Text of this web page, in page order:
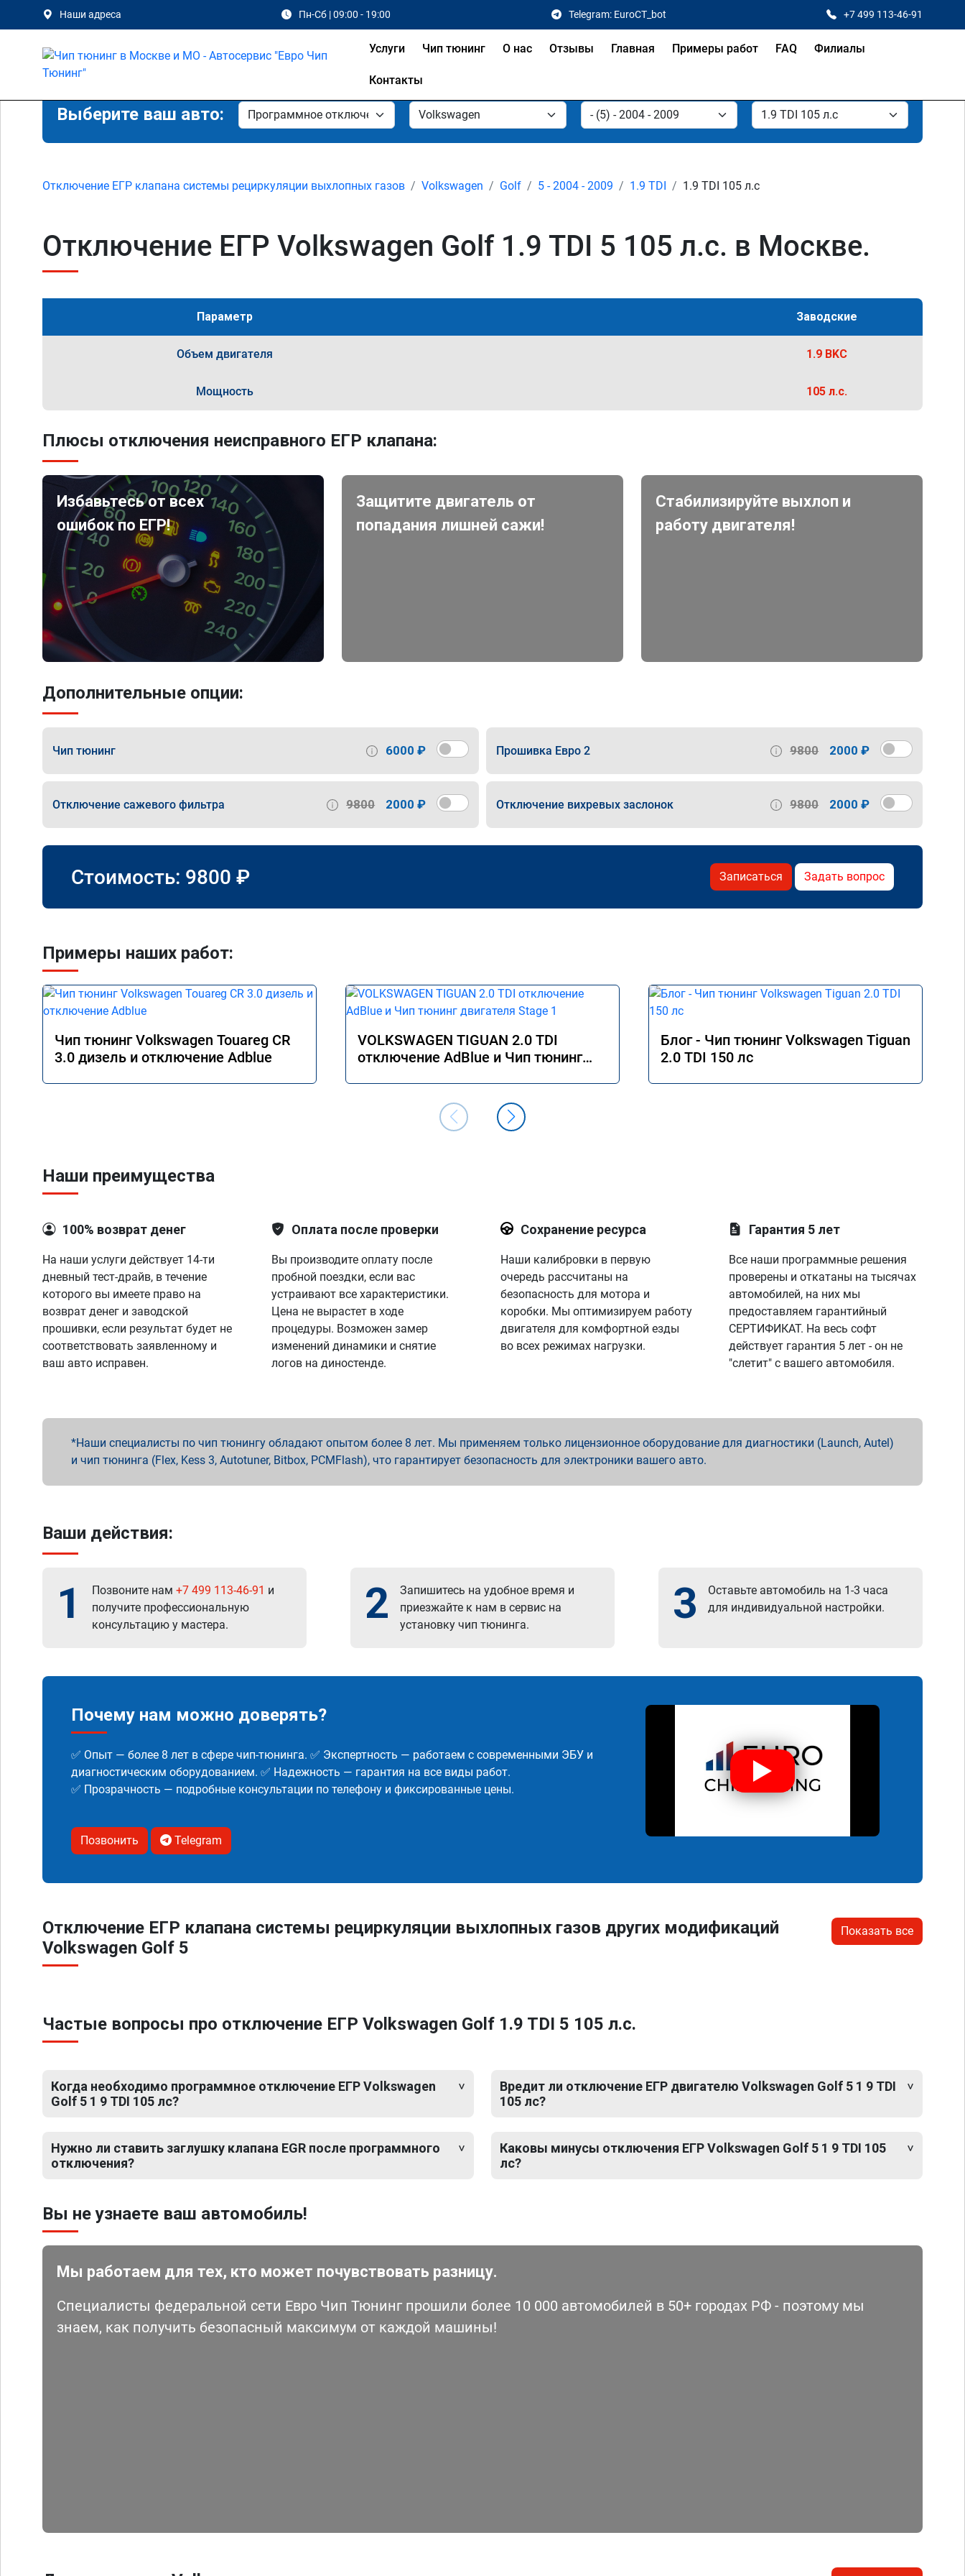
Наши адреса Пн-Сб | 09:00 - 19:00 Telegram: EuroCT_bot +7 499 113-46-91
Услуги Чип тюнинг О нас Отзывы Главная Примеры работ FAQ Филиалы
Контакты
Выберите ваш авто:
Отключение ЕГР клапана системы рециркуляции выхлопных газов Volkswagen Golf 5 - 2004 - 2009 1.9 TDI 1.9 TDI 105 л.с
Отключение ЕГР Volkswagen Golf 1.9 TDI 5 105 л.с. в Москве.
Параметр Заводские
Объем двигателя 1.9 BKC
Мощность 105 л.с.
Плюсы отключения неисправного ЕГР клапана:
Избавьтесь от всех
ошибок по ЕГР!
Защитите двигатель от
попадания лишней сажи!
Стабилизируйте выхлоп и
работу двигателя!
Дополнительные опции:
Чип тюнинг 6000 ₽ Прошивка Евро 2 9800 2000 ₽
Отключение сажевого фильтра 9800 2000 ₽ Отключение вихревых заслонок 9800 2000 ₽
Стоимость: 9800 ₽ Записаться Задать вопрос
Примеры наших работ:
Чип тюнинг Volkswagen Touareg CR
3.0 дизель и отключение Adblue
VOLKSWAGEN TIGUAN 2.0 TDI
отключение AdBlue и Чип тюнинг
Блог - Чип тюнинг Volkswagen Tiguan
2.0 TDI 150 лс
Наши преимущества
100% возврат денег
На наши услуги действует 14-ти
дневный тест-драйв, в течение
которого вы имеете право на
возврат денег и заводской
прошивки, если результат будет не
соответствовать заявленному и
ваш авто исправен.
Оплата после проверки
Вы производите оплату после
пробной поездки, если вас
устраивают все характеристики.
Цена не вырастет в ходе
процедуры. Возможен замер
изменений динамики и снятие
логов на диностенде.
Сохранение ресурса
Наши калибровки в первую
очередь рассчитаны на
безопасность для мотора и
коробки. Мы оптимизируем работу
двигателя для комфортной езды
во всех режимах нагрузки.
Гарантия 5 лет
Все наши программные решения
проверены и откатаны на тысячах
автомобилей, на них мы
предоставляем гарантийный
СЕРТИФИКАТ. На весь софт
действует гарантия 5 лет - он не
"слетит" с вашего автомобиля.
Наши специалисты по чип тюнингу обладают опытом более 8 лет. Мы применяем только лицензионное оборудование для диагностики (Launch, Autel)
и чип тюнинга (Flex, Kess 3, Autotuner, Bitbox, PCMFlash), что гарантирует безопасность для электроники вашего авто.
Ваши действия:
1 Позвоните нам +7 499 113-46-91 и
получите профессиональную
консультацию у мастера.
2
Запишитесь на удобное время и
приезжайте к нам в сервис на
установку чип тюнинга.
3
Оставьте автомобиль на 1-3 часа
для индивидуальной настройки.
Почему нам можно доверять?
✅ Опыт — более 8 лет в сфере чип-тюнинга. ✅ Экспертность — работаем с современными ЭБУ и
диагностическим оборудованием. ✅ Надежность — гарантия на все виды работ.
✅ Прозрачность — подробные консультации по телефону и фиксированные цены.
Позвонить Telegram
Отключение ЕГР клапана системы рециркуляции выхлопных газов других модификаций
Volkswagen Golf 5
Показать все
Частые вопросы про отключение ЕГР Volkswagen Golf 1.9 TDI 5 105 л.с.
Когда необходимо программное отключение ЕГР Volkswagen
Golf 5 1 9 TDI 105 лс?
Нужно ли ставить заглушку клапана EGR после программного
отключения?
Вредит ли отключение ЕГР двигателю Volkswagen Golf 5 1 9 TDI
105 лс?
Каковы минусы отключения ЕГР Volkswagen Golf 5 1 9 TDI 105
лс?
Вы не узнаете ваш автомобиль!
Мы работаем для тех, кто может почувствовать разницу.
Специалисты федеральной сети Евро Чип Тюнинг прошили более 10 000 автомобилей в 50+ городах РФ - поэтому мы
знаем, как получить безопасный максимум от каждой машины!